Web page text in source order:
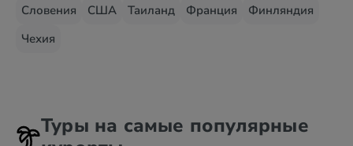
Словения
США Таиланд Франция
Финляндия
Чехия
Туры на самые популярные